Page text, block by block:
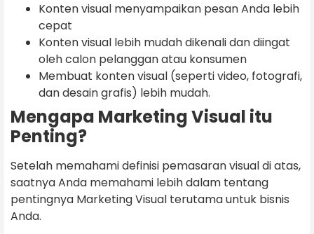
Konten visual menyampaikan pesan Anda lebih
cepat
Konten visual lebih mudah dikenali dan diingat
oleh calon pelanggan atau konsumen
Membuat konten visual (seperti video, fotografi,
dan desain grafis) lebih mudah.
Mengapa Marketing Visual itu
Penting?
Setelah memahami definisi pemasaran visual di atas,
saatnya Anda memahami lebih dalam tentang
pentingnya Marketing Visual terutama untuk bisnis
Anda.